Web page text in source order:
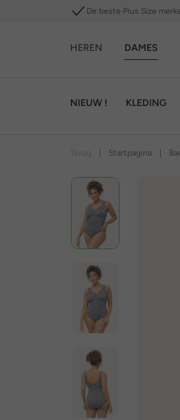
De beste Plus Size
HEREN DAMES
NIEUW ! KLEDING
Startpagina